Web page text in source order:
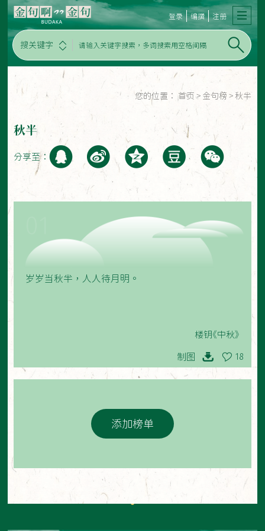
搜关键字
登录 编撰 注册
您的位置： 首页 > 金句榜 > 秋半
秋半
分享至：
岁岁当秋半，人人待月明。
楼钥《中秋》
制图 18
添加榜单